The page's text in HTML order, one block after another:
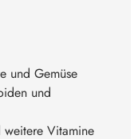
und Gemüse
und
weitere Vitamine